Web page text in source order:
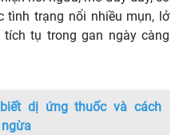
tình trạng nổi nhiều mụn, lở
tụ trong gan ngày càng
dị ứng thuốc và cách